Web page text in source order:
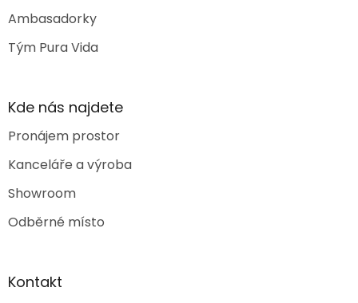
Ambasadorky
Tým Pura Vida
Kde nás najdete
Pronájem prostor
Kanceláře a výroba
Showroom
Odběrné místo
Kontakt